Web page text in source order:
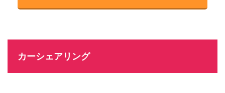
カーシェアリング